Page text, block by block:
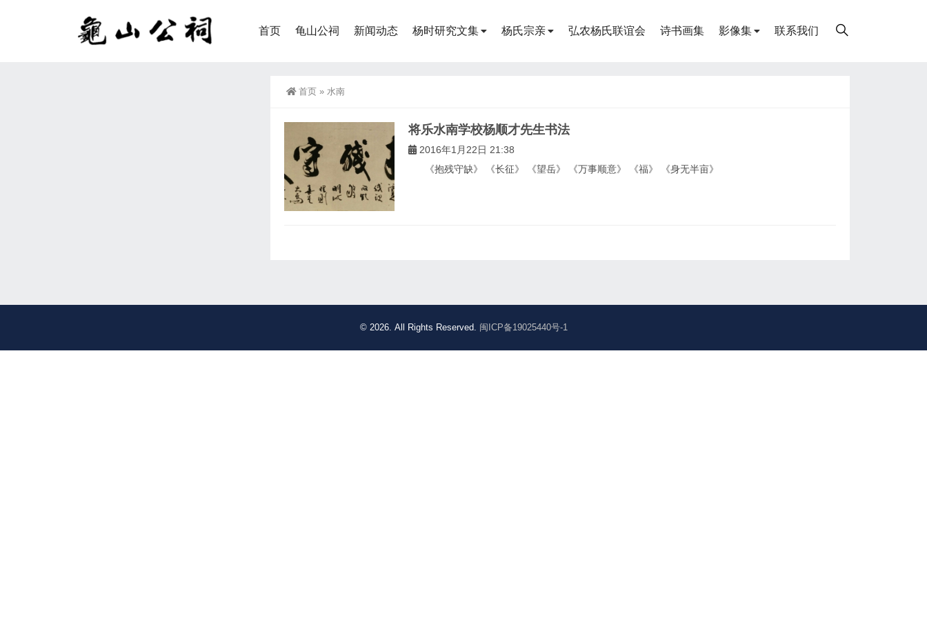
首页 龟山公祠 新闻动态 杨时研究文集 杨氏宗亲 弘农杨氏联谊会 诗书画集 影像集 联系我们
首页 » 水南
将乐水南学校杨顺才先生书法
2016年1月22日 21:38
《抱残守缺》 《长征》 《望岳》 《万事顺意》 《福》 《身无半亩》
© 2026. All Rights Reserved. 闽ICP备19025440号-1